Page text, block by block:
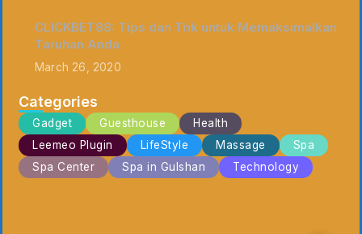
CLICKBET88: Tips dan Trik untuk Memaksimalkan
Taruhan Anda
March 26, 2020
Categories
Gadget Guesthouse
Health
Leemeo Plugin
LifeStyle Massage
Spa
Spa Center
Spa in Gulshan Technology